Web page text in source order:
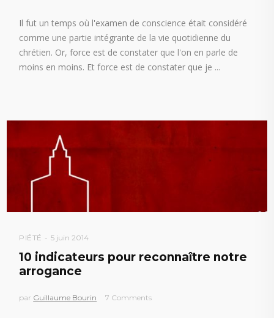
Il fut un temps où l'examen de conscience était considéré
comme une partie intégrante de la vie quotidienne du
chrétien. Or, force est de constater que l'on en parle de
moins en moins. Et force est de constater que je
PIÉTÉ 5 juin 2014
10 indicateurs pour reconnaître notre
arrogance
par Guillaume Bourin 7 Comments